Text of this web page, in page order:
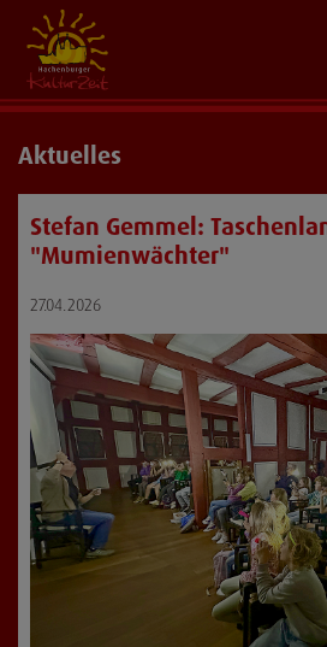
Aktuelles
Stefan Gemmel:
"Mumienwächter"
27.04.2026